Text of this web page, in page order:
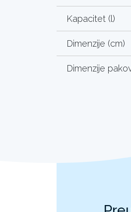
Kapacitet (l)
Dimenzije (cm)
Dimenzije